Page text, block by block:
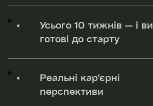
•
Усього 10 тижнів — і ви
готові до старту
•
Реальні кар’єрні
перспективи